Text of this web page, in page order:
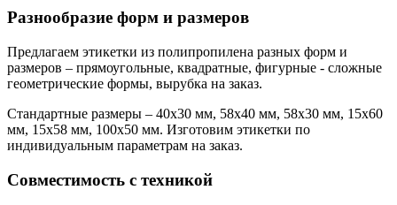
Разнообразие форм и размеров
Предлагаем этикетки из полипропилена разных форм и
размеров – прямоугольные, квадратные, фигурные - сложные
геометрические формы, вырубка на заказ.
Стандартные размеры – 40х30 мм, 58х40 мм, 58х30 мм, 15х60
мм, 15х58 мм, 100х50 мм. Изготовим этикетки по
индивидуальным параметрам на заказ.
Совместимость с техникой